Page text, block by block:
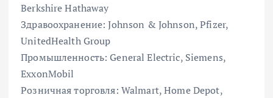
Berkshire Hathaway
Здравоохранение: Johnson & Johnson, Pfizer,
UnitedHealth Group
Промышленность: General Electric, Siemens,
ExxonMobil
Розничная торговля: Walmart, Home Depot,